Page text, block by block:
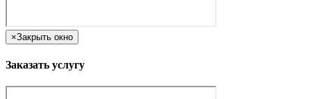
×Закрыть окно
Заказать услугу